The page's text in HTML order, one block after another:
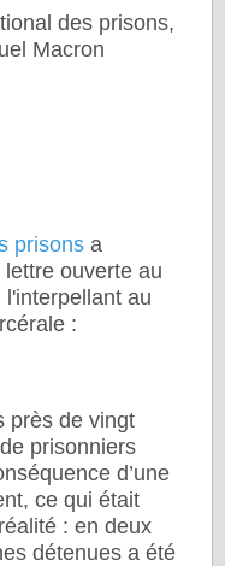
des prisons,
Macron
prisons a
ouverte au
au
:
près de vingt
prisonniers
d’une
ce qui était
: en deux
détenues a été